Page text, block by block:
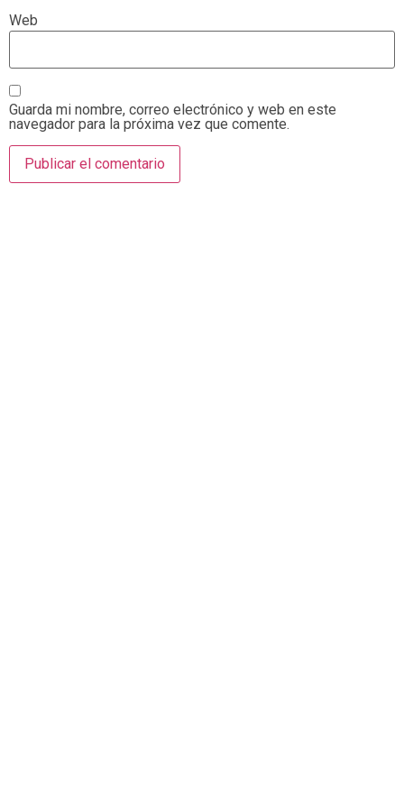
Web
Guarda mi nombre, correo electrónico y web en este
navegador para la próxima vez que comente.